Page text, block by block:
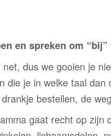
en spreken om
dus we gooien je
die je in welke taal dan
drankje bestellen, de
gaat recht op zijn